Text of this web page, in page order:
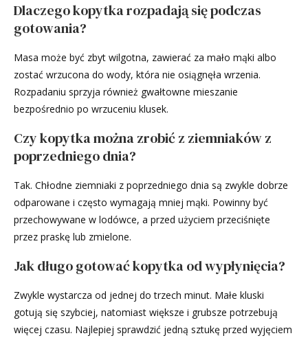
Dlaczego kopytka rozpadają się podczas
gotowania?
Masa może być zbyt wilgotna, zawierać za mało mąki albo
zostać wrzucona do wody, która nie osiągnęła wrzenia.
Rozpadaniu sprzyja również gwałtowne mieszanie
bezpośrednio po wrzuceniu klusek.
Czy kopytka można zrobić z ziemniaków z
poprzedniego dnia?
Tak. Chłodne ziemniaki z poprzedniego dnia są zwykle dobrze
odparowane i często wymagają mniej mąki. Powinny być
przechowywane w lodówce, a przed użyciem przeciśnięte
przez praskę lub zmielone.
Jak długo gotować kopytka od wypłynięcia?
Zwykle wystarcza od jednej do trzech minut. Małe kluski
gotują się szybciej, natomiast większe i grubsze potrzebują
więcej czasu. Najlepiej sprawdzić jedną sztukę przed wyjęciem